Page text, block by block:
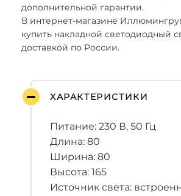
дополнительной гарантии.
В интернет-магазине
купить накладной светодиодный
доставкой по России.
ХАРАКТЕРИСТИКИ
Питание: 230 В, 50 Гц
Длина: 80
Ширина: 80
Высота: 165
Источник света: